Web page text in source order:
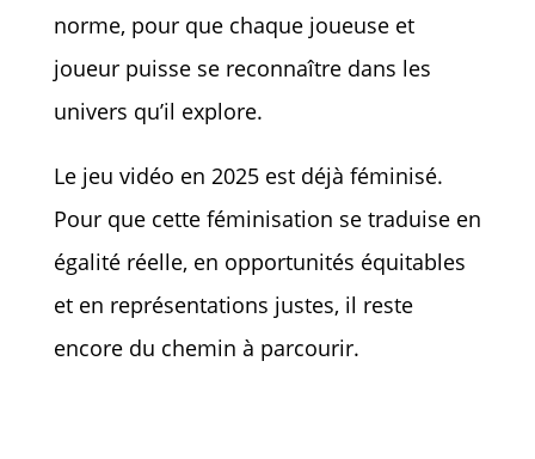
norme, pour que chaque joueuse et
joueur puisse se reconnaître dans les
univers qu’il explore.
Le jeu vidéo en 2025 est déjà féminisé.
Pour que cette féminisation se traduise en
égalité réelle, en opportunités équitables
et en représentations justes, il reste
encore du chemin à parcourir.